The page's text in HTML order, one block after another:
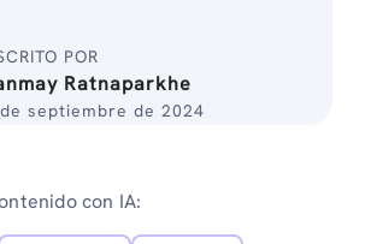
POR
Ratnaparkhe
septiembre de 2024
con IA: